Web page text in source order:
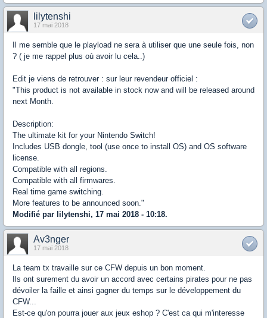
lilytenshi
17 mai 2018
Il me semble que le playload ne sera à utiliser que une seule fois, non
? ( je me rappel plus où avoir lu cela..)
Edit je viens de retrouver : sur leur revendeur officiel :
"This product is not available in stock now and will be released around
next Month.
Description:
The ultimate kit for your Nintendo Switch!
Includes USB dongle, tool (use once to install OS) and OS software
license.
Compatible with all regions.
Compatible with all firmwares.
Real time game switching.
More features to be announced soon."
Modifié par lilytenshi, 17 mai 2018 - 10:18.
Av3nger
17 mai 2018
La team tx travaille sur ce CFW depuis un bon moment.
Ils ont surement du avoir un accord avec certains pirates pour ne pas
dévoiler la faille et ainsi gagner du temps sur le développement du
CFW...
Est-ce qu'on pourra jouer aux jeux eshop ? C'est ca qui m'interesse